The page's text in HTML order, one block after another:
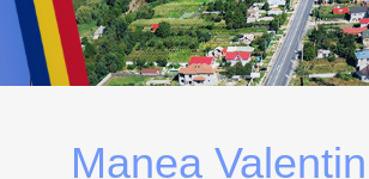
Manea Valentin